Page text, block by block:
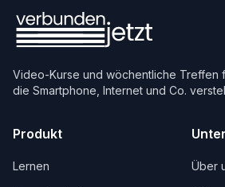
Video-Kurse und wöchentliche Treffen
die Smartphone, Internet und Co.
Produkt
Lernen Über